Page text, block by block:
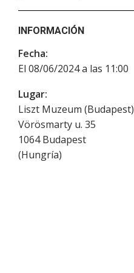
INFORMACIÓN
Fecha:
El 08/06/2024 a las 11:00
Lugar:
Liszt Muzeum (Budapest)
Vörösmarty u. 35
1064Budapest
(Hungría)